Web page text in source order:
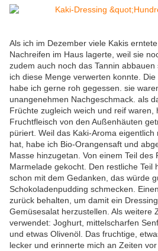
Als ich im Dezember viele Kakis
Nachreifen im Haus lagerte, weil sie
zudem auch noch das Tannin
ich diese Menge verwerten konnte.
habe ich gerne roh gegessen. sie
unangenehmen Nachgeschmack. als
Früchte zugleich weich und reif waren,
Fruchtfleisch von den Außenhäuten
püriert. Weil das Kaki-Aroma eigentlich
hat, habe ich Bio-Orangensaft und
Masse hinzugetan. Von einem Teil des
Marmelade gekocht. Den restliche Teil
schon mit dem Gedanken, das würde
Schokoladenpudding schmecken.
zurück behalten, um damit ein
Gemüsesalat herzustellen. Als weitere
verwendet: Joghurt, mittelscharfen
und etwas Olivenöl. Das fruchtige,
lecker und erinnerte mich an Zeiten